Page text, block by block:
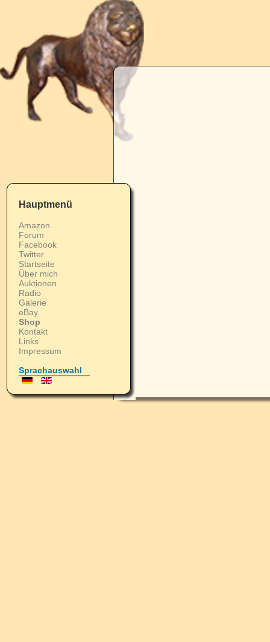
Hauptmenü
Amazon
Forum
Facebook
Twitter
Startseite
Über mich
Auktionen
Radio
Galerie
eBay
Shop
Kontakt
Links
Impressum
Sprachauswahl